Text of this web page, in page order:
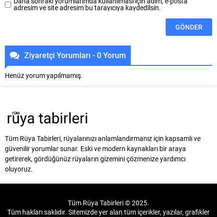
adresim ve site adresim bu tarayıcıya kaydedilsin.
Ziyaretçi Yorumları - 0 Yorum
Henüz yorum yapılmamış.
Tüm Rüya Tabirleri, rüyalarınızı anlamlandırmanız için kapsamlı ve
güvenilir yorumlar sunar. Eski ve modern kaynakları bir araya
getirerek, gördüğünüz rüyaların gizemini çözmenize yardımcı
oluyoruz.
Tüm Rüya Tabirleri © 2025.
Tüm hakları saklıdır. Sitemizde yer alan tüm içerikler, yazılar, grafikler